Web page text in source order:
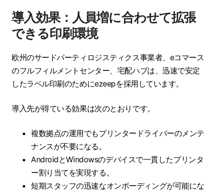
導入効果：人員増に合わせて拡張
できる印刷環境
欧州のサードパーティロジスティクス事業者、eコマース
のフルフィルメントセンター、宅配ハブは、迅速で安定
したラベル印刷のためにezeepを採用しています。
導入先が得ている効果は次のとおりです。
複数拠点の運用でもプリンタードライバーのメンテ
ナンスが不要になる。
AndroidとWindowsのデバイスで一貫したプリンタ
ー割り当てを実現する。
短期スタッフの迅速なオンボーディングが可能にな